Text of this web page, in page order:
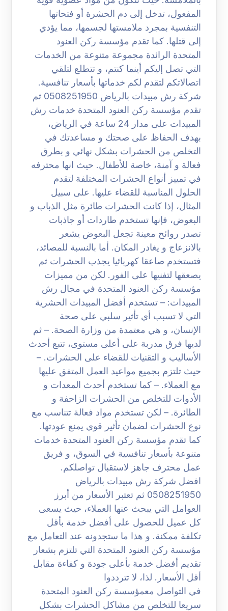
المفعول، تدخل إلى دم الحشرة أو فتحاتها
التنفسية بمجرد ملامستها لجسمها، مما يؤدي
إلى قتلها. كما تقدم مؤسسة ركن العنود
المتحدة الرائدة مجموعة متنوعة من الخدمات
التي تصل إليكم أينما كنتم، و تتطلع لتلقي
اتصالاتكم لتقدم لكم خدماتها بأسعار تنافسية.
شركة رش مبيدات بالرياض 0508251950 ثم
تقدم مؤسسة ركن العنود المتحدة خدمات رش
المبيدات على مدار 24 ساعة في الرياض،
بهدف الحفاظ على صحتك و مساعدتك في
التخلص من الحشرات بشكل نهائي و بطرق
فعالة و آمنة، خاصة للأطفال. حيث انها محترفه
في تمييز أنواع الحشرات المختلفة لتقدم
الحلول المناسبة للقضاء عليها. على سبيل
المثال، إذا كانت الحشرات طائرة مثل الذباب و
البعوض، فإنها تستخدم طاردات أو جاذبات
تصدر روائح معينة تجعل البعوض يشعر
بالانزعاج و يغادر المكان. أما بالنسبة للمصائد،
فتستخدم صاعقا كهربائيا يجذب الحشرات ثم
يصعقها لتفنيها على الفور. لكن من مميزات
مؤسسة ركن العنود المتحدة في مجال رش
المبيدات: – تستخدم أفضل المبيدات الحشرية
التي لا تسبب أي تأثير سلبي على صحة
الإنسان، و هي معتمدة من وزارة الصحة. – ثم
لديها فرق مدربة على أعلى مستوى، تتبع أحدث
الأساليب و التقنيات للقضاء على الحشرات. –
حيث تلتزم بجميع مواعيد العمل المتفق عليها
مع العملاء. – كما تستخدم أحدث المعدات و
الأدوات للتخلص من الحشرات الزاحفة و
الطائرة. – لكن تستخدم مواد فعالة تتناسب مع
نوع الحشرات لضمان تأثير قوي يمنع عودتها.
كما تقدم مؤسسة ركن العنود المتحدة خدمات
متنوعة بأسعار تنافسية في السوق، و فريق
عمل محترف جاهز لاستقبال تواصلكم.
افضل شركة رش مبيدات بالرياض
0508251950 ثم تعتبر الأسعار من أبرز
العوامل التي يبحث عنها العملاء، حيث يسعى
كل عميل للحصول على أفضل خدمة بأقل
تكلفة ممكنة. و هذا ما ستجدونه عند التعامل مع
مؤسسة ركن العنود المتحدة التي تلتزم بشعار
تقديم أفضل خدمة بأعلى جودة و كفاءة مقابل
أقل الأسعار. لذا، لا تترددوا
في التواصل معمؤسسة ركن العنود المتحدة
سريعا للتخلص من مشاكل الحشرات بشكل